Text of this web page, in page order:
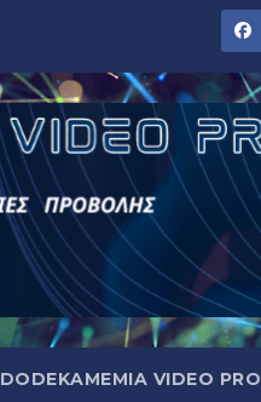
DODEKAMEMIA VIDEO PRO